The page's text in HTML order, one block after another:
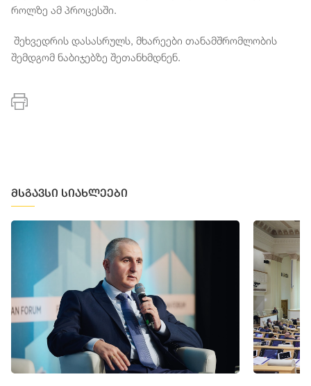
როლზე ამ პროცესში.
შეხვედრის დასასრულს, მხარეები თანამშრომლობის
შემდგომ ნაბიჯებზე შეთანხმდნენ.
მსგავსი სიახლეები